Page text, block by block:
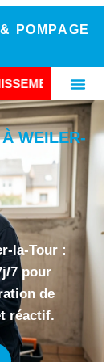
POMPAGE
LA-TOUR
WEILER-
la-Tour :
7 pour
de
réactif.